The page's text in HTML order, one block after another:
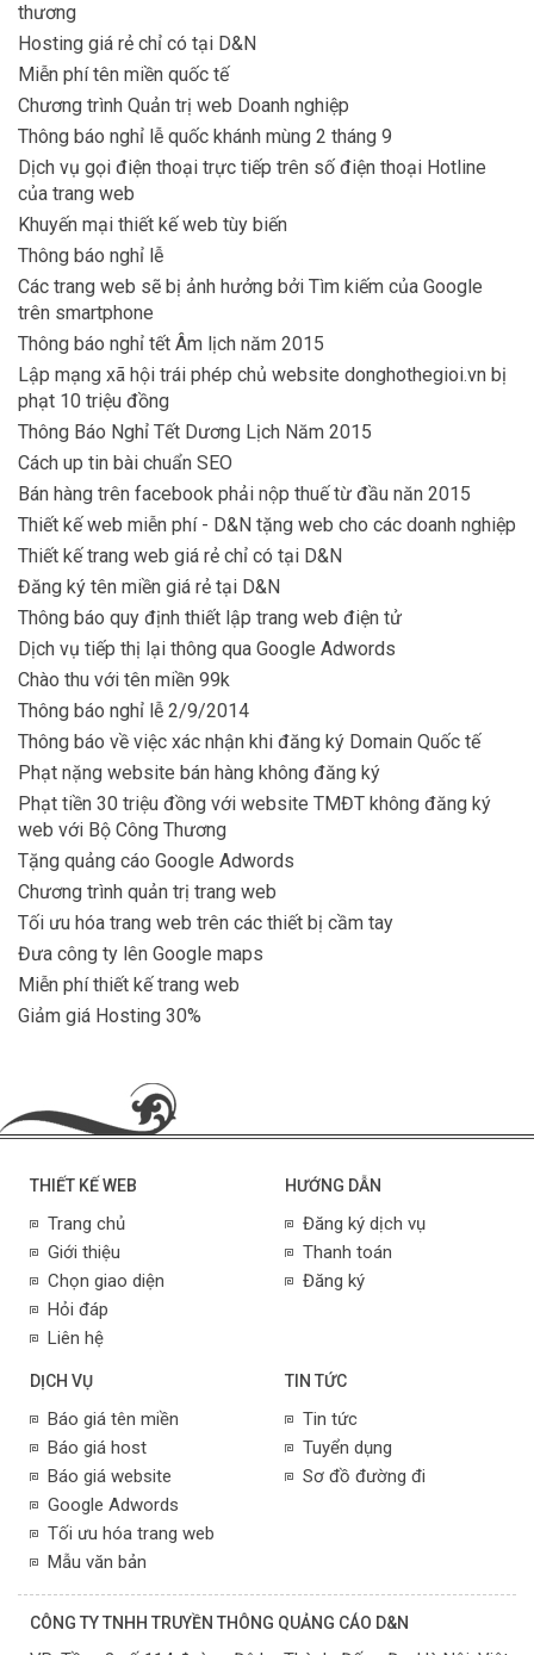
thương
Hosting giá rẻ chỉ có tại D&N
Miễn phí tên miền quốc tế
Chương trình Quản trị web Doanh nghiệp
Thông báo nghỉ lễ quốc khánh mùng 2 tháng 9
Dịch vụ gọi điện thoại trực tiếp trên số điện thoại Hotline
của trang web
Khuyến mại thiết kế web tùy biến
Thông báo nghỉ lễ
Các trang web sẽ bị ảnh hưởng bởi Tìm kiếm của Google
trên smartphone
Thông báo nghỉ tết Âm lịch năm 2015
Lập mạng xã hội trái phép chủ website donghothegioi.vn bị
phạt 10 triệu đồng
Thông Báo Nghỉ Tết Dương Lịch Năm 2015
Cách up tin bài chuẩn SEO
Bán hàng trên facebook phải nộp thuế từ đầu năn 2015
Thiết kế web miễn phí - D&N tặng web cho các doanh nghiệp
Thiết kế trang web giá rẻ chỉ có tại D&N
Đăng ký tên miền giá rẻ tại D&N
Thông báo quy định thiết lập trang web điện tử
Dịch vụ tiếp thị lại thông qua Google Adwords
Chào thu với tên miền 99k
Thông báo nghỉ lễ 2/9/2014
Thông báo về việc xác nhận khi đăng ký Domain Quốc tế
Phạt nặng website bán hàng không đăng ký
Phạt tiền 30 triệu đồng với website TMĐT không đăng ký
web với Bộ Công Thương
Tặng quảng cáo Google Adwords
Chương trình quản trị trang web
Tối ưu hóa trang web trên các thiết bị cầm tay
Đưa công ty lên Google maps
Miễn phí thiết kế trang web
Giảm giá Hosting 30%
THIẾT KẾ WEB
Trang chủ
Giới thiệu
Chọn giao diện
Hỏi đáp
Liên hệ
HƯỚNG DẪN
Đăng ký dịch vụ
Thanh toán
Đăng ký
DỊCH VỤ
Báo giá tên miền
Báo giá host
Báo giá website
Google Adwords
Tối ưu hóa trang web
Mẫu văn bản
TIN TỨC
Tin tức
Tuyển dụng
Sơ đồ đường đi
CÔNG TY TNHH TRUYỀN THÔNG QUẢNG CÁO D&N